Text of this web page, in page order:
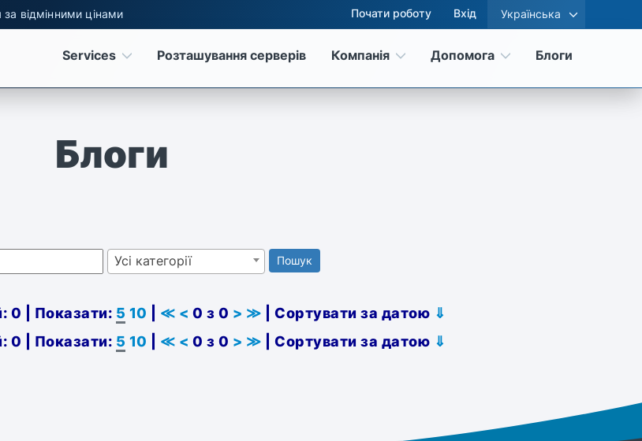
відмінними цінами Почати роботу Вхід Українська
Services Розташування серверів Компанія Допомога Блоги
Блоги
Усі категорії Пошук
0 | Показати: 5 10 ≪ < 0 з 0 > ≫ | Сортувати за датою ⇓
0 | Показати: 5 10 ≪ < 0 з 0 > ≫ | Сортувати за датою ⇓